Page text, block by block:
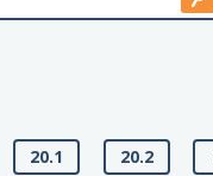
20.1 20.2